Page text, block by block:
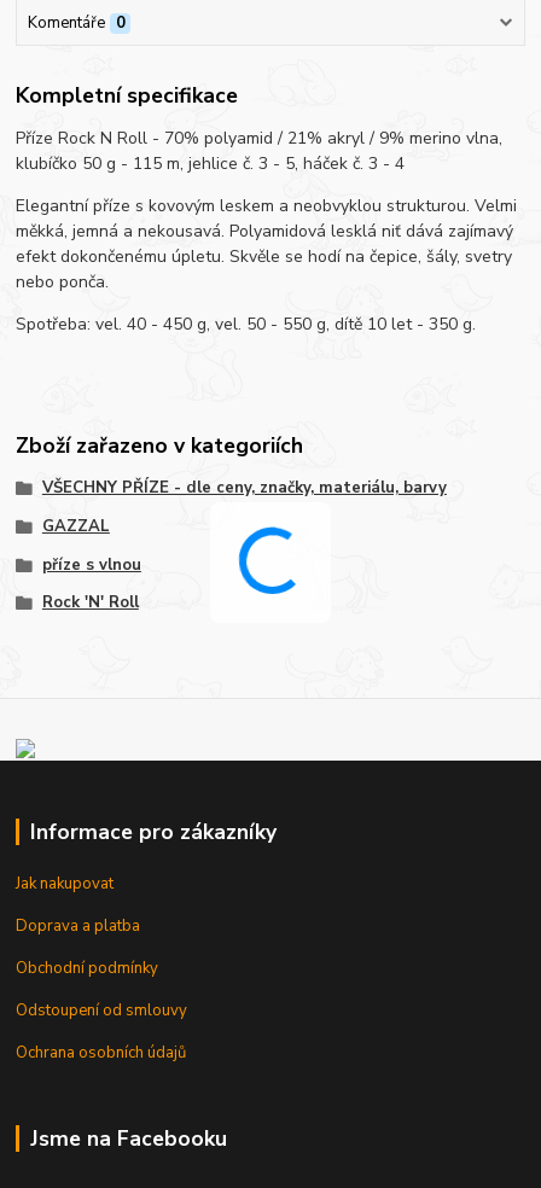
Komentáře 0
Kompletní specifikace
Příze Rock N Roll - 70% polyamid / 21% akryl / 9% merino vlna,
klubíčko 50 g - 115 m, jehlice č. 3 - 5, háček č. 3 - 4
Elegantní příze s kovovým leskem a neobvyklou strukturou. Velmi
měkká, jemná a nekousavá. Polyamidová lesklá niť dává zajímavý
efekt dokončenému úpletu. Skvěle se hodí na čepice, šály, svetry
nebo ponča.
Spotřeba: vel. 40 - 450 g, vel. 50 - 550 g, dítě 10 let - 350 g.
Zboží zařazeno v kategoriích
VŠECHNY PŘÍZE - dle ceny, značky, materiálu, barvy
GAZZAL
příze s vlnou
Rock 'N' Roll
Informace pro zákazníky
Jak nakupovat
Doprava a platba
Obchodní podmínky
Odstoupení od smlouvy
Ochrana osobních údajů
Jsme na Facebooku